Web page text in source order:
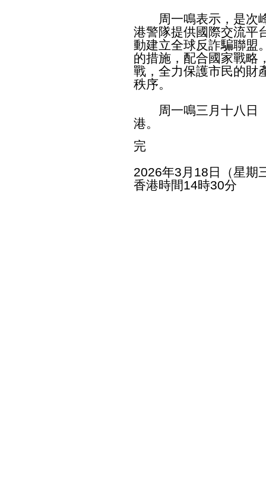
周一鳴表示，是次峰
港警隊提供國際交流平
動建立全球反詐騙聯盟
的措施，配合國家戰略
戰，全力保護市民的財
秩序。
周一鳴三月十八日（
港。
完
2026年3月18日（星期
香港時間14時30分